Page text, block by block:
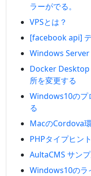
ラーがでる。
VPSとは？
[facebook api]
Windows Server
Docker
所を変更する
Windows10のプ
る
MacのCordova
PHPタイプヒン
AultaCMS サン
Windows10のラ